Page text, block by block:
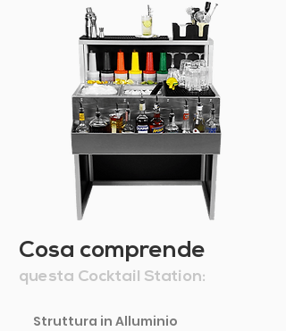
Cosa comprende
questa Cocktail Station:
Struttura in Alluminio